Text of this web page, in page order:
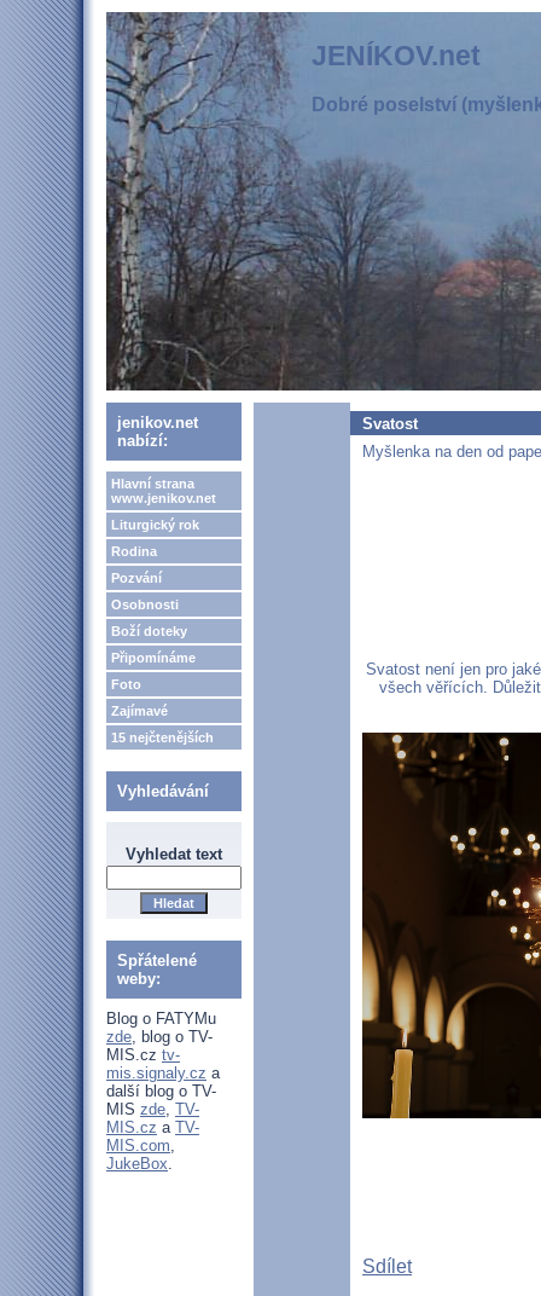
JENÍKOV.net
Dobré poselství
jenikov.net
nabízí:
Hlavní strana
www.jenikov.net
Liturgický rok
Rodina
Pozvání
Osobnosti
Boží doteky
Připomínáme
Foto
Zajímavé
15 nejčtenějších
Vyhledávání
Vyhledat text
Spřátelené
weby:
Blog o FATYMu
zde, blog o TV-
MIS.cz tv-
mis.signaly.cz a
další blog o TV-
MIS zde, TV-
MIS.cz a TV-
MIS.com,
JukeBox.
Svatost
Myšlenka na den od
Svatost není jen pro
všech věřících.
Sdílet